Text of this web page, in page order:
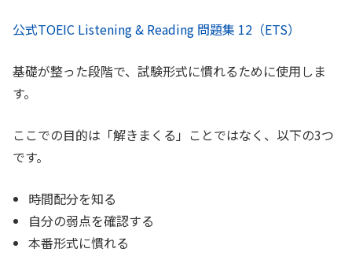
公式TOEIC Listening & Reading 問題集 12（ETS）
基礎が整った段階で、試験形式に慣れるために使用しま
す。
ここでの目的は「解きまくる」ことではなく、以下の3つ
です。
時間配分を知る
自分の弱点を確認する
本番形式に慣れる